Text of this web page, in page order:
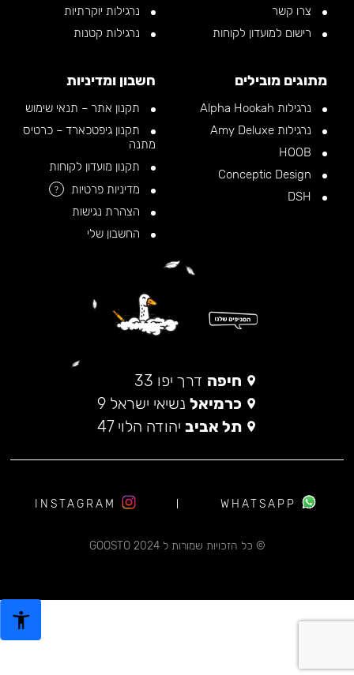
צרו קשר
רישום למועדון לקוחות
נרגילות יוקרתיות
נרגילות קטנות
מתוגים מובילים
נרגילות Alpha Hookah
נרגילות Amy Deluxe
חשבון ומדיניות
תקנון אתר – תנאי שימוש
תקנון גיפטכארד – כרטיס
מתנה
תקנון מועדון לקוחות
מדיניות פרטיות
?
הצהרת נגישות
החשבון שלי
חיפה דרך יפו 33
כרמיאל נשיאי ישראל 9
תל אביב יהודה הלוי 47
© כל הזכויות שמורות ל 2024 GOOSTO
WHATSAPP
INSTAGRAM